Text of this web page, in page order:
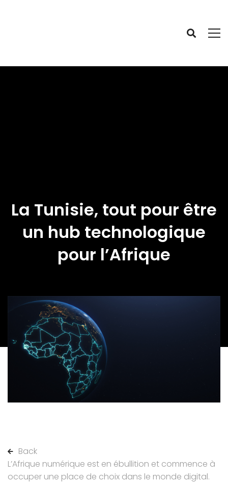
La Tunisie, tout pour être
un hub technologique
pour l’Afrique
Back
L’Afrique numérique est en ébullition et commence à
occuper une place de choix dans le monde digital.